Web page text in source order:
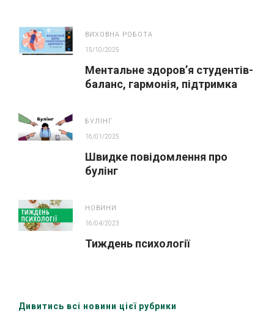
ВИХОВНА РОБОТА
15/10/2025
Ментальне здоров’я студентів-
баланс, гармонія, підтримка
БУЛІНГ
16/01/2025
Швидке повідомлення про
булінг
НОВИНИ
16/04/2023
Тиждень психології
Дивитись всі новини цієї рубрики